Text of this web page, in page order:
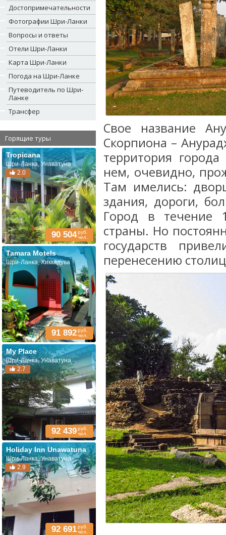
Достопримечательности
Фотографии Шри-Ланки
Вопросы и ответы
Отели Шри-Ланки
Карта Шри-Ланки
Погода на Шри-Ланке
Путеводитель по Шри-
Ланке
Трансфер
Горящие туры
Tropicana
Шри-Ланка, Унаватуна
2.0
90 504руб.
чел.
Tamara Motels
Шри-Ланка, Хиккадува
91 892руб.
чел.
My Place
Шри-Ланка, Унаватуна
2.7
92 439руб.
чел.
Holiday Inn Unawatuna
Шри-Ланка, Унаватуна
2.9
92 691руб.
чел.
Свое название
Скорпиона –
территория
нем, очевидно,
Там имелись:
здания, дороги,
Город в течение
страны. Но
государств
перенесению